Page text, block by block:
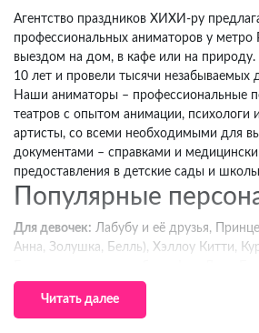
Агентство праздников ХИХИ-ру
профессиональных аниматоров у метро
выездом на дом, в кафе или на
10 лет и провели тысячи незабываемых
Наши аниматоры – профессиональные
театров с опытом анимации, психологи
артисты, со всеми необходимыми для
документами – справками и
предоставления в детские сады и
Популярные
Для девочек: Лабубу и её друзья,
Анна, Золушка, Белль), Хэллоу Китти,
Пони, Тик-Токеры и Блогеры, Уэнсдэй
Для мальчиков:Человек-Паук и
Читать далее